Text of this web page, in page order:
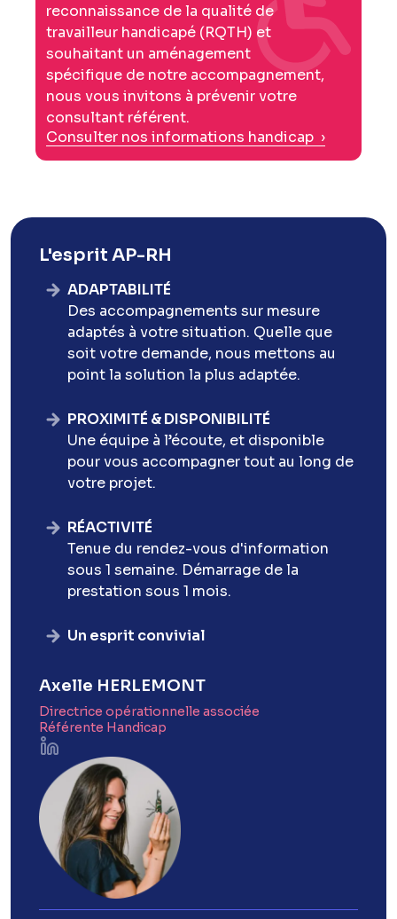
reconnaissance de la qualité de
travailleur handicapé (RQTH) et
souhaitant un aménagement
spécifique de notre accompagnement,
nous vous invitons à prévenir votre
consultant référent.
Consulter nos informations handicap ›
L'esprit AP-RH
ADAPTABILITÉ
Des accompagnements sur mesure
adaptés à votre situation. Quelle que
soit votre demande, nous mettons au
point la solution la plus adaptée.
PROXIMITÉ & DISPONIBILITÉ
Une équipe à l’écoute, et disponible
pour vous accompagner tout au long de
votre projet.
RÉACTIVITÉ
Tenue du rendez-vous d'information
sous 1 semaine. Démarrage de la
prestation sous 1 mois.
Un esprit convivial
Axelle HERLEMONT​
Directrice opérationnelle associée
Référente Handicap